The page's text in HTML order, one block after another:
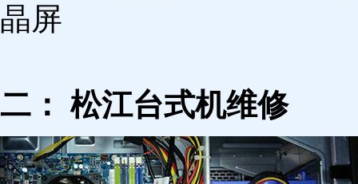
晶屏
二： 松江台式机维修